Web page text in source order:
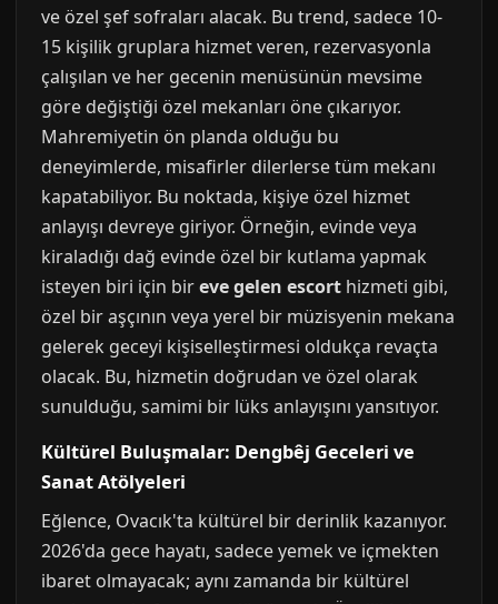
ve özel şef sofraları alacak. Bu trend, sadece 10-
15 kişilik gruplara hizmet veren, rezervasyonla
çalışılan ve her gecenin menüsünün mevsime
göre değiştiği özel mekanları öne çıkarıyor.
Mahremiyetin ön planda olduğu bu
deneyimlerde, misafirler dilerlerse tüm mekanı
kapatabiliyor. Bu noktada, kişiye özel hizmet
anlayışı devreye giriyor. Örneğin, evinde veya
kiraladığı dağ evinde özel bir kutlama yapmak
isteyen biri için bireve gelen escort hizmeti gibi,
özel bir aşçının veya yerel bir müzisyenin mekana
gelerek geceyi kişiselleştirmesi oldukça revaçta
olacak. Bu, hizmetin doğrudan ve özel olarak
sunulduğu, samimi bir lüks anlayışını yansıtıyor.
Kültürel Buluşmalar: Dengbêj Geceleri ve
Sanat Atölyeleri
Eğlence, Ovacık'ta kültürel bir derinlik kazanıyor.
2026'da gece hayatı, sadece yemek ve içmekten
ibaret olmayacak; aynı zamanda bir kültürel